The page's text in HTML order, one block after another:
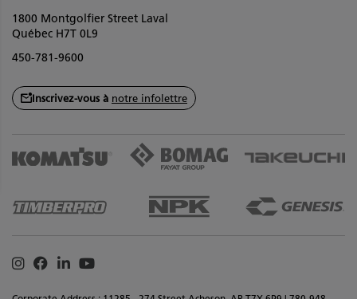
1800 Montgolfier Street Laval
Québec H7T 0L9
450-781-9600
Inscrivez-vous à notre infolettre
Instagram
Facebook
LinkedinYoutube